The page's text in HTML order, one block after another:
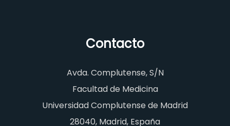
Contacto
Avda. Complutense, S/N
Facultad de Medicina
Universidad Complutense de Madrid
28040, Madrid, España